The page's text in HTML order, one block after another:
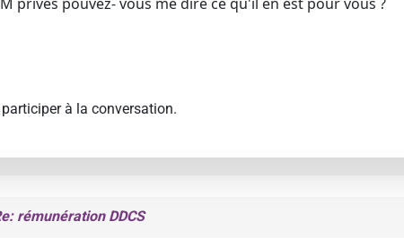
à la conversation.
rémunération DDCS